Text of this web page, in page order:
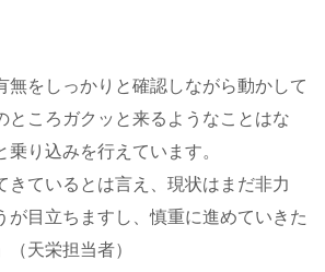
無をしっかりと確認しながら動かして
ところガクッと来るようなことはな
乗り込みを行えています。
きているとは言え、現状はまだ非力
が目立ちますし、慎重に進めていきた
天栄担当者）